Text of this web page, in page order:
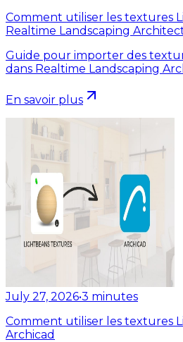
Comment utiliser les textures
Realtime Landscaping
Guide pour importer des
dans Realtime Landscaping
En savoir plus
July 27, 2026•3 minutes
Comment utiliser les textures
Archicad